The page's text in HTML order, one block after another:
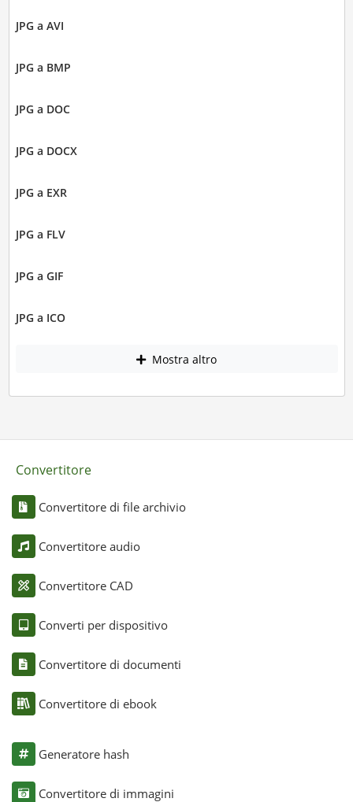
JPG a AVI
JPG a BMP
JPG a DOC
JPG a DOCX
JPG a EXR
JPG a FLV
JPG a GIF
JPG a ICO
Mostra altro
Convertitore
Convertitore di file archivio
Convertitore audio
Convertitore CAD
Converti per dispositivo
Convertitore di documenti
Convertitore di ebook
Generatore hash
Convertitore di immagini